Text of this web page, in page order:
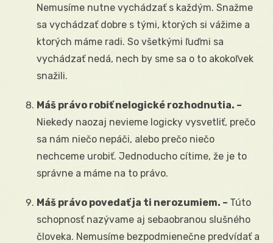
Nemusíme nutne vychádzať s každým. Snažme
sa vychádzať dobre s tými, ktorých si vážime a
ktorých máme radi. So všetkými ľuďmi sa
vychádzať nedá, nech by sme sa o to akokoľvek
snažili.
Máš právo robiť nelogické rozhodnutia. –
Niekedy naozaj nevieme logicky vysvetliť, prečo
sa nám niečo nepáči, alebo prečo niečo
nechceme urobiť. Jednoducho cítime, že je to
správne a máme na to právo.
Máš právo povedať ja ti nerozumiem. – Túto
schopnosť nazývame aj sebaobranou slušného
človeka. Nemusíme bezpodmienečne predvídať a